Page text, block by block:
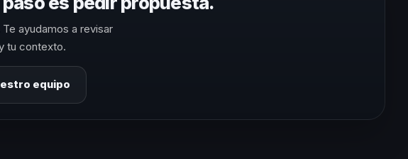
ayudamos a revisar
tu contexto.
equipo